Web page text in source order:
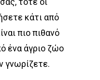
κάτι από
πιο πιθανό
ένα άγριο ζώο
γνωρίζετε.